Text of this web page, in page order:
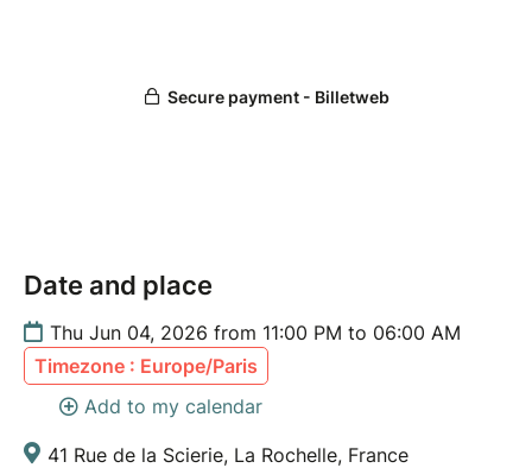
Date and place
Thu Jun 04, 2026 from 11:00 PM to 06:00 AM
Timezone : Europe/Paris
Add to my calendar
41 Rue de la Scierie, La Rochelle, France